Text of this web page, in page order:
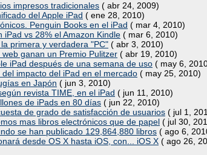
impresos tradicionales ( abr 24, 2009)
del Apple iPad ( ene 28, 2010)
Penguin Books en el iPad ( mar 4, 2010)
vs 28% el Amazon Kindle ( mar 6, 2010)
primera y verdadera "PC" ( abr 3, 2010)
ganan un Premio Pulitzer ( abr 19, 2010)
iPad después de una semana de uso ( may 6,
impacto del iPad en el mercado ( may 25, 2010)
en Japón ( jun 3, 2010)
revista TIME, en el iPad ( jun 11, 2010)
de iPads en 80 días ( jun 22, 2010)
de grado de satisfacción de usuarios ( jul 1,
mas libros electrónicos que de papel ( jul 30,
se han publicado 129,864,880 libros ( ago 6,
desde OS X hasta iOS, con... iOS X ( ago 26,